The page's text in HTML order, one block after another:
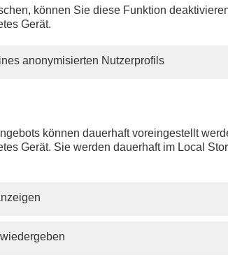
können Sie diese Funktion
Gerät.
anonymisierten Nutzerprofils
können dauerhaft voreingestellt
Gerät. Sie werden dauerhaft im Local